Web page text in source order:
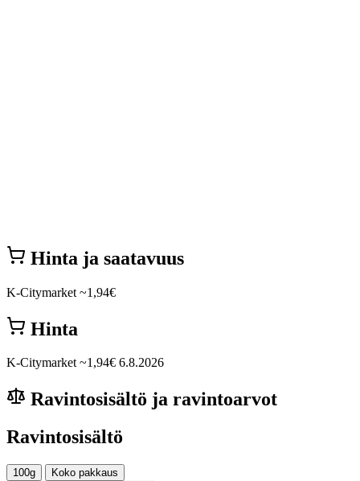
Hinta ja saatavuus
K-Citymarket ~1,94€
Hinta
K-Citymarket ~1,94€ 6.8.2026
Ravintosisältö ja ravintoarvot
Ravintosisältö
100g Koko pakkaus